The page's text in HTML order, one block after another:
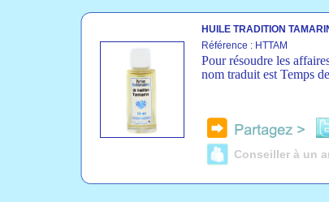
HUILE TRADITION
Référence : HTTAM
Pour résoudre les
nom traduit est Temps
Conseiller à un